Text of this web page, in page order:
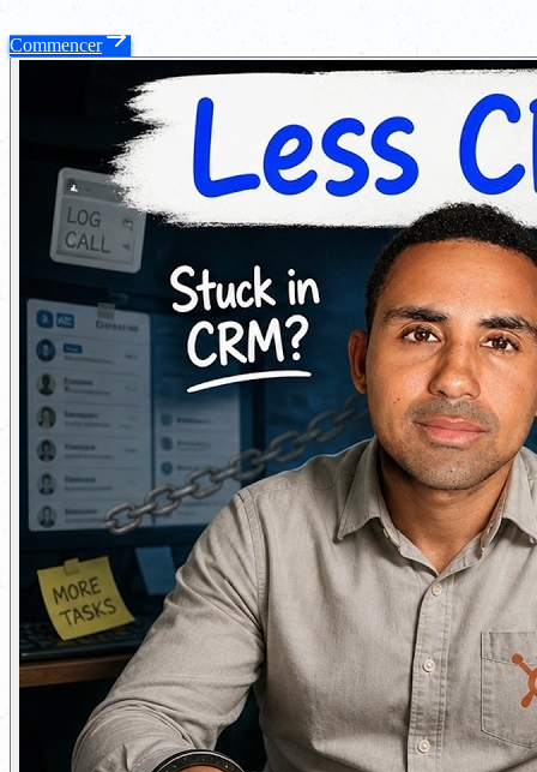
Commencer